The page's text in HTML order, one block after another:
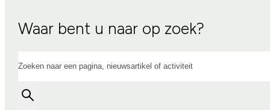
Waar bent u naar op zoek?